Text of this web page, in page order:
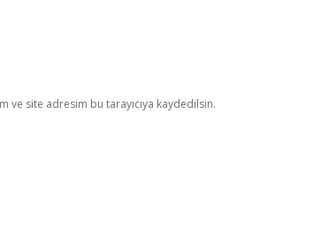
ve site adresim bu tarayıcıya kaydedilsin.